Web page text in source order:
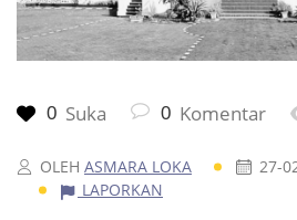
0 Suka 0 Komentar
OLEH ASMARA LOKA
27-
LAPORKAN